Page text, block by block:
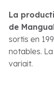
La
de
sortis en
notables.
variait.